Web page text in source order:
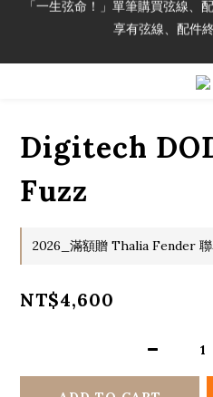
「一生弦命！」單筆購買弦線、
享有弦線、配件
加入會員即領2000元購物金
享有弦線、配件
Digitech
Fuzz
2026_滿額贈 Thalia Fender
NT$4,600